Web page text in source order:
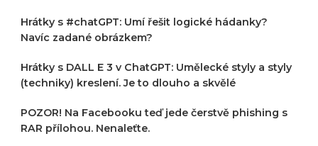
Hrátky s #chatGPT: Umí řešit logické hádanky?
Navíc zadané obrázkem?
Hrátky s DALL E 3 v ChatGPT: Umělecké styly a styly
(techniky) kreslení. Je to dlouho a skvělé
POZOR! Na Facebooku teď jede čerstvě phishing s
RAR přílohou. Nenaleťte.